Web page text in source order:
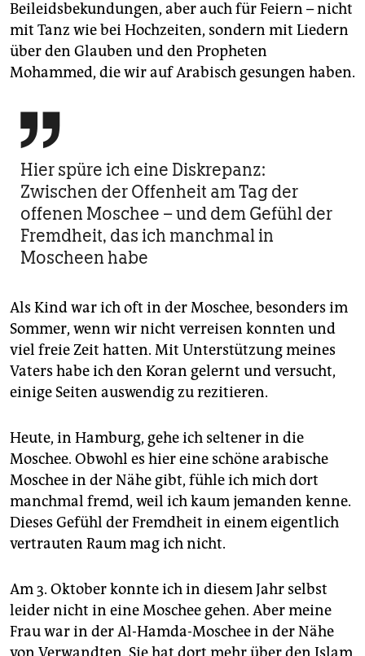
Beileidsbekundungen, aber auch für Feiern – nicht
mit Tanz wie bei Hochzeiten, sondern mit Liedern
über den Glauben und den Propheten
Mohammed, die wir auf Arabisch gesungen haben.

Hier spüre ich eine Diskrepanz:
Zwischen der Offenheit am Tag der
offenen Moschee – und dem Gefühl der
Fremdheit, das ich manchmal in
Moscheen habe
Als Kind war ich oft in der Moschee, besonders im
Sommer, wenn wir nicht verreisen konnten und
viel freie Zeit hatten. Mit Unterstützung meines
Vaters habe ich den Koran gelernt und versucht,
einige Seiten auswendig zu rezitieren.
Heute, in Hamburg, gehe ich seltener in die
Moschee. Obwohl es hier eine schöne arabische
Moschee in der Nähe gibt, fühle ich mich dort
manchmal fremd, weil ich kaum jemanden kenne.
Dieses Gefühl der Fremdheit in einem eigentlich
vertrauten Raum mag ich nicht.
Am 3. Oktober konnte ich in diesem Jahr selbst
leider nicht in eine Moschee gehen. Aber meine
Frau war in der Al-Hamda-Moschee in der Nähe